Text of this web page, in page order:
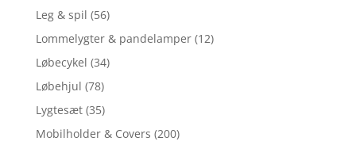
Leg & spil (56)
Lommelygter & pandelamper (12)
Løbecykel (34)
Løbehjul (78)
Lygtesæt (35)
Mobilholder & Covers (200)